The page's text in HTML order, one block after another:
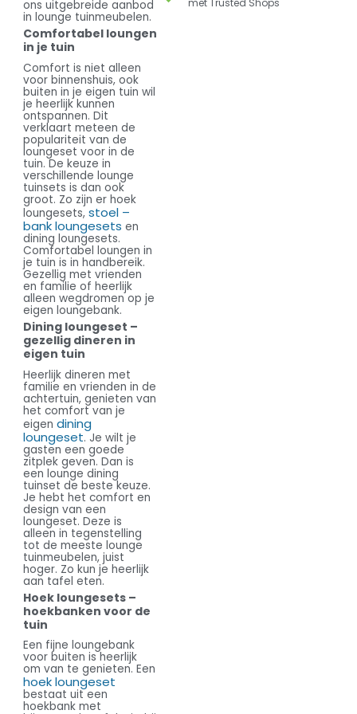
ons uitgebreide aanbod
in lounge tuinmeubelen.
Comfortabel loungen
in je tuin
Comfort is niet alleen
voor binnenshuis, ook
buiten in je eigen tuin wil
je heerlijk kunnen
ontspannen. Dit
verklaart meteen de
populariteit van de
loungeset voor in de
tuin. De keuze in
verschillende lounge
tuinsets is dan ook
groot. Zo zijn er hoek
loungesets,stoel –
bank loungesets en
dining loungesets.
Comfortabel loungen in
je tuin is in handbereik.
Gezellig met vrienden
en familie of heerlijk
alleen wegdromen op je
eigen loungebank.
Dining loungeset –
gezellig dineren in
eigen tuin
Heerlijk dineren met
familie en vrienden in de
achtertuin, genieten van
het comfort van je
eigendining
loungeset. Je wilt je
gasten een goede
zitplek geven. Dan is
een lounge dining
tuinset de beste keuze.
Je hebt het comfort en
design van een
loungeset. Deze is
alleen in tegenstelling
tot de meeste lounge
tuinmeubelen, juist
hoger. Zo kun je heerlijk
aan tafel eten.
Hoek loungesets –
hoekbanken voor de
tuin
Een fijne loungebank
voor buiten is heerlijk
om van te genieten. Een
hoek loungeset
bestaat uit een
hoekbank met
met Trusted Shops